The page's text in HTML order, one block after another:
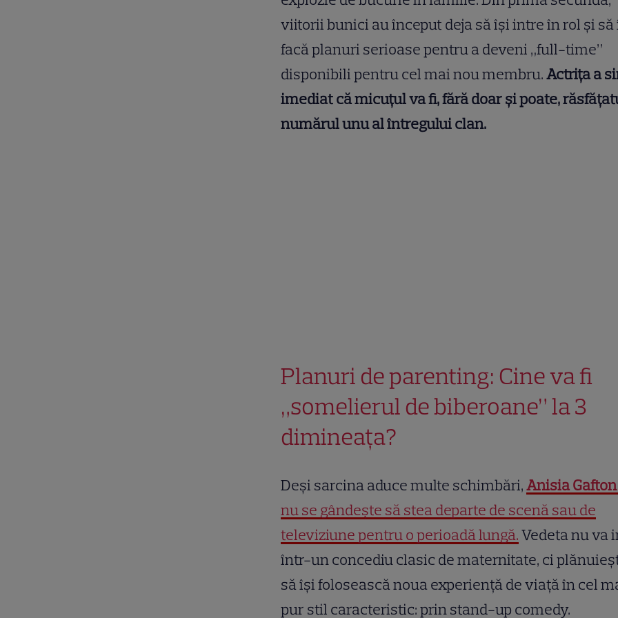
viitorii bunici au început deja să își intre în rol și să
facă planuri serioase pentru a deveni „full-time”
disponibili pentru cel mai nou membru.Actrița a
imediat că micuțul va fi, fără doar și poate,
numărul unu al întregului clan.
Planuri de parenting: Cine va fi
„somelierul de biberoane” la 3
dimineața?
Deși sarcina aduce multe schimbări,Anisia Gafton
nu se gândește să stea departe de scenă sau de
televiziune pentru o perioadă lungă.Vedeta nu va
într-un concediu clasic de maternitate, ci
să își folosească noua experiență de viață în cel
pur stil caracteristic: prin stand-up comedy.